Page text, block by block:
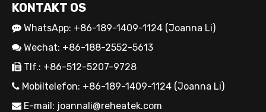
KONTAKT OS
 WhatsApp: +86-189-1409-1124 (Joanna Li)
 Wechat: +86-188-2552-5613
 Tlf.: +86-512-5207-9728
 Mobiltelefon: +86-189-1409-1124 (Joanna Li)
 E-mail: joannali@reheatek.com